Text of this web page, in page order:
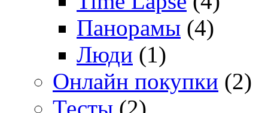
Панорамы (4)
Люди (1)
Онлайн покупки (2)
Тесты (2)